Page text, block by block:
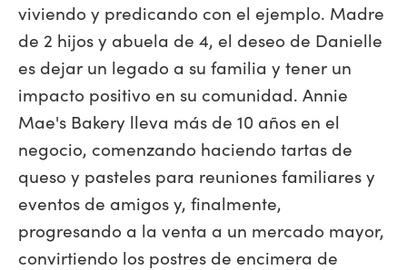
viviendo y predicando con el ejemplo. Madre
de 2 hijos y abuela de 4, el deseo de Danielle
es dejar un legado a su familia y tener un
impacto positivo en su comunidad. Annie
Mae's Bakery lleva más de 10 años en el
negocio, comenzando haciendo tartas de
queso y pasteles para reuniones familiares y
eventos de amigos y, finalmente,
progresando a la venta a un mercado mayor,
convirtiendo los postres de encimera de